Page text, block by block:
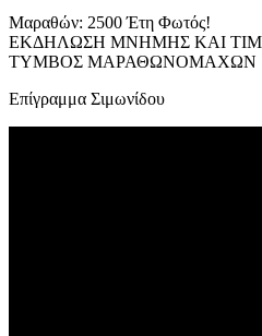
Μαραθών: 2500 Έτη Φωτός!
ΕΚΔΗΛΩΣΗ ΜΝΗΜΗΣ ΚΑΙ
ΤΥΜΒΟΣ ΜΑΡΑΘΩΝΟΜΑΧΩΝ
Επίγραμμα Σιμωνίδου